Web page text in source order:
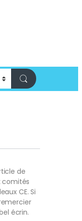
de
comités
CE. Si
écrin.